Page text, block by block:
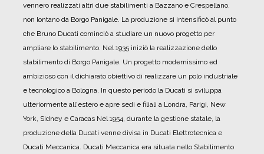
vennero realizzati altri due stabilimenti a Bazzano e Crespellano,
non lontano da Borgo Panigale. La produzione si intensificò al punto
che Bruno Ducati cominciò a studiare un nuovo progetto per
ampliare lo stabilimento. Nel 1935 iniziò la realizzazione dello
stabilimento di Borgo Panigale. Un progetto modernissimo ed
ambizioso con il dichiarato obiettivo di realizzare un polo industriale
e tecnologico a Bologna. In questo periodo la Ducati si sviluppa
ulteriormente all'estero e apre sedi e filiali a Londra, Parigi, New
York, Sidney e Caracas Nel 1954, durante la gestione statale, la
produzione della Ducati venne divisa in Ducati Elettrotecnica e
Ducati Meccanica. Ducati Meccanica era situata nello Stabilimento